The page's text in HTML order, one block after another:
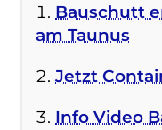
Bauschutt
am Taunus
Jetzt
Info Video